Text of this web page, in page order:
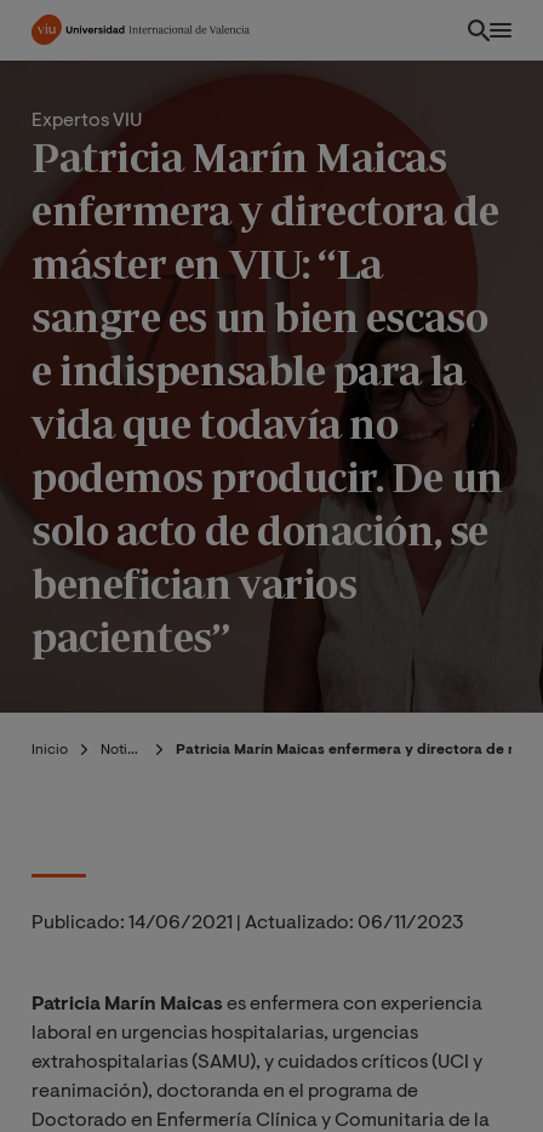
Pasar
Expertos VIU
Patricia Marín Maicas
enfermera y directora de
máster en VIU: “La
sangre es un bien escaso
e indispensable para la
vida que todavía no
podemos producir. De un
solo acto de donación, se
benefician varios
pacientes”
Inicio Noticias Patricia Marín Maicas enfermera y directora de
Publicado: 14/06/2021 Actualizado: 06/11/2023
Patricia Marín Maicas es enfermera con experiencia
laboral en urgencias hospitalarias, urgencias
extrahospitalarias (SAMU), y cuidados críticos (UCI y
reanimación), doctoranda en el programa de
Doctorado en Enfermería Clínica y Comunitaria de la